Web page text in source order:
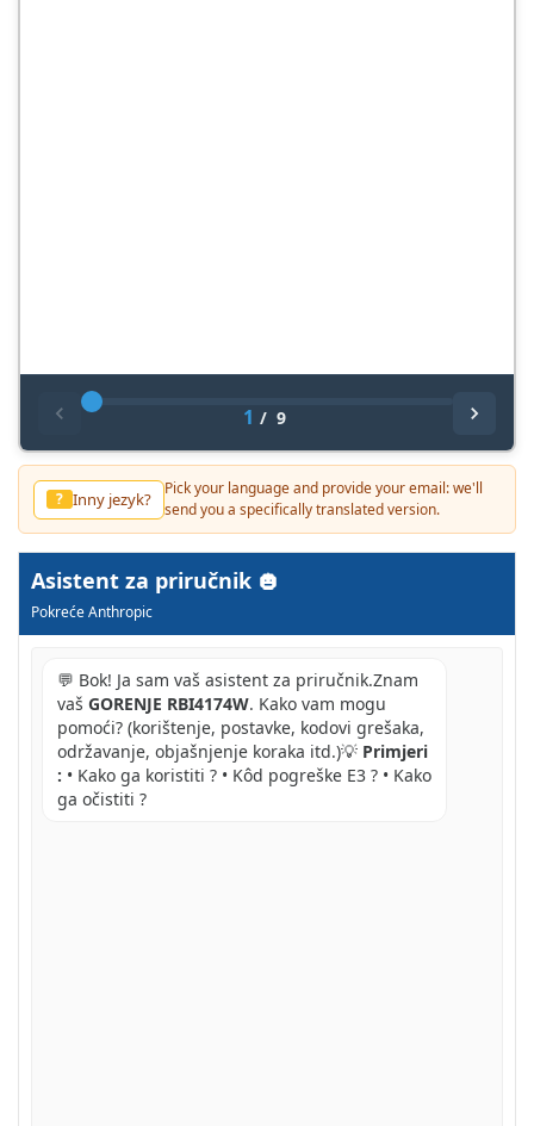
1 / 9
? Inny jezyk?
Pick your language and provide your email: we'll
send you a specifically translated version.
Asistent za priručnik
Pokreće Anthropic
💬 Bok! Ja sam vaš asistent za priručnik.Znam
vaš GORENJE RBI4174W. Kako vam mogu
pomoći? (korištenje, postavke, kodovi grešaka,
održavanje, objašnjenje koraka itd.)💡 Primjeri
: • Kako ga koristiti ? • Kôd pogreške E3 ? • Kako
ga očistiti ?